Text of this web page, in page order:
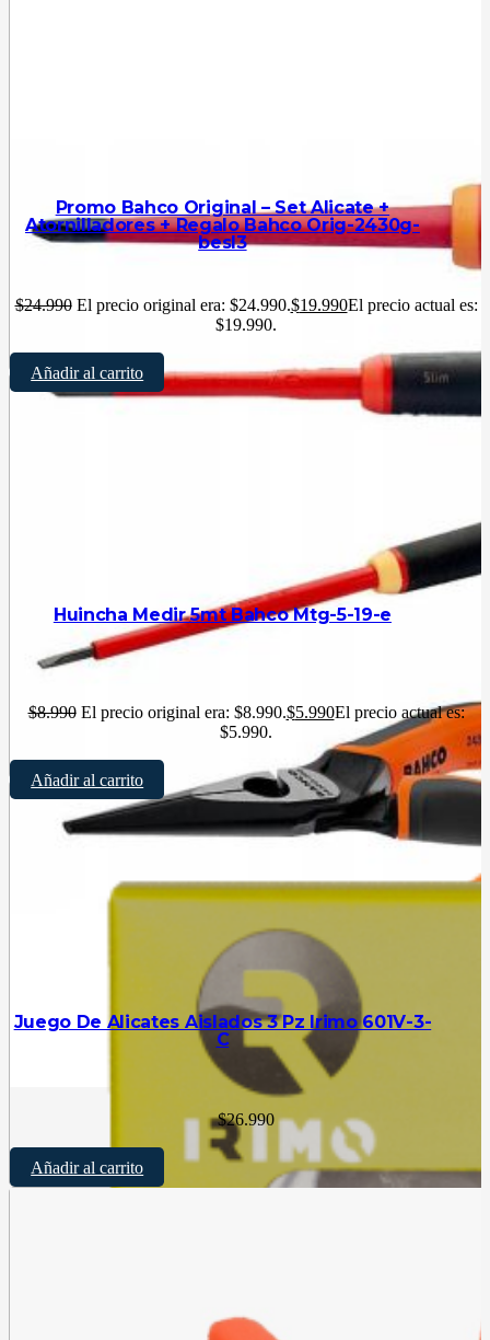
Promo Bahco Original – Set Alicate +
Atornilladores + Regalo Bahco Orig-2430g-
besl3
$24.990 El precio original era: $24.990.$19.990El precio actual es:
$19.990.
Añadir al carrito
Huincha Medir 5mt Bahco Mtg-5-19-e
$8.990 El precio original era: $8.990.$5.990El precio actual es:
$5.990.
Añadir al carrito
Juego De Alicates Aislados 3 Pz Irimo 601V-3-
C
$26.990
Añadir al carrito